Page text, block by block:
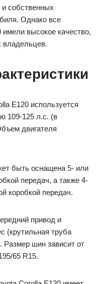
собственных
Однако все
имели высокое качество,
владельцев.
E120 используется
109-125 л.с. (в
двигателя
быть оснащена 5- или
передач, а также 4-
коробкой передач.
привод и
(крутильная труба
Размер шин зависит от
65 R15.